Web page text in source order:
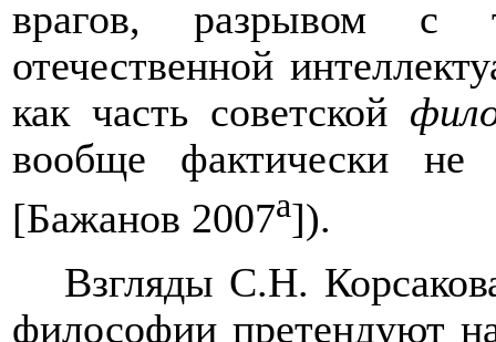
врагов, разрывом с
отечественной
как часть советской
вообще фактически не
[Бажанов 2007а]).
Взгляды С.Н.
философии претендуют